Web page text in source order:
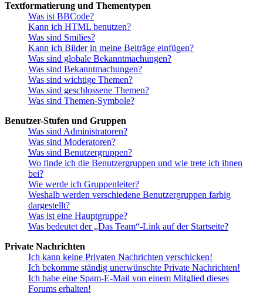
Textformatierung und Thementypen
Was ist BBCode?
Kann ich HTML benutzen?
Was sind Smilies?
Kann ich Bilder in meine Beiträge einfügen?
Was sind globale Bekanntmachungen?
Was sind Bekanntmachungen?
Was sind wichtige Themen?
Was sind geschlossene Themen?
Was sind Themen-Symbole?
Benutzer-Stufen und Gruppen
Was sind Administratoren?
Was sind Moderatoren?
Was sind Benutzergruppen?
Wo finde ich die Benutzergruppen und wie trete ich ihnen
bei?
Wie werde ich Gruppenleiter?
Weshalb werden verschiedene Benutzergruppen farbig
dargestellt?
Was ist eine Hauptgruppe?
Was bedeutet der „Das Team“-Link auf der Startseite?
Private Nachrichten
Ich kann keine Privaten Nachrichten verschicken!
Ich bekomme ständig unerwünschte Private Nachrichten!
Ich habe eine Spam-E-Mail von einem Mitglied dieses
Forums erhalten!